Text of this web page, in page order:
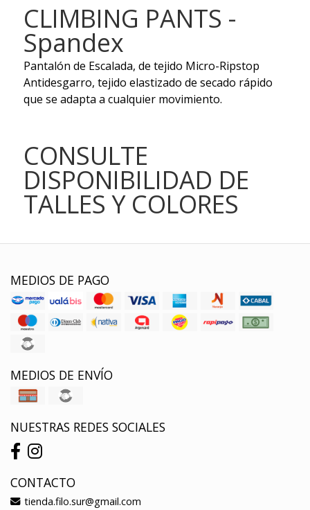
CLIMBING PANTS -
Spandex
Pantalón de Escalada, de tejido Micro-Ripstop
Antidesgarro, tejido elastizado de secado rápido
que se adapta a cualquier movimiento.
CONSULTE
DISPONIBILIDAD DE
TALLES Y COLORES
MEDIOS DE PAGO
MEDIOS DE ENVÍO
NUESTRAS REDES SOCIALES
CONTACTO
tienda.filo.sur@gmail.com